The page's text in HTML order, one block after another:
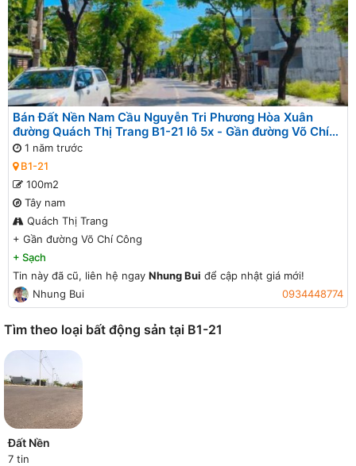
Bán Đất Nền Nam Cầu Nguyễn Tri Phương Hòa Xuân
đường Quách Thị Trang B1-21 lô 5x - Gần đường Võ Chí
Công
1 năm trước
B1-21
100m2
Tây nam
Quách Thị Trang
+ Gần đường Võ Chí Công
+ Sạch
Tin này đã cũ, liên hệ ngay Nhung Bui để cập nhật giá mới!
Nhung Bui
0934448774
Tìm theo loại bất động sản tại B1-21
Đất Nền
7 tin